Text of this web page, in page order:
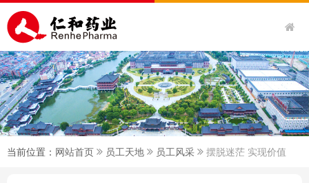
当前位置： 网站首页 员工天地 员工风采 摆脱迷茫 实现价值